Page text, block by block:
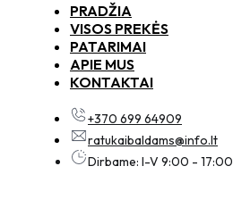
PRADŽIA
VISOS PREKĖS
PATARIMAI
APIE MUS
KONTAKTAI
+370 699 64909
ratukaibaldams@info.lt
Dirbame: I-V 9:00 - 17:00